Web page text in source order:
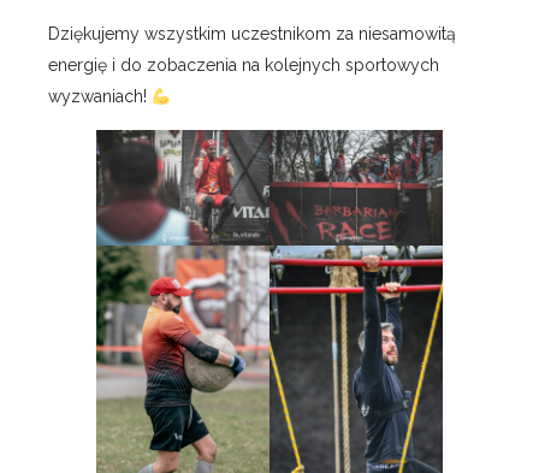
Dziękujemy wszystkim uczestnikom za niesamowitą
energię i do zobaczenia na kolejnych sportowych
wyzwaniach!